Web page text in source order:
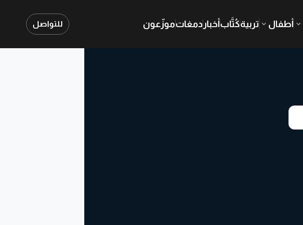
أطفال تربيةكُتَّابأخبار دمغاتموزّعون للتواصل